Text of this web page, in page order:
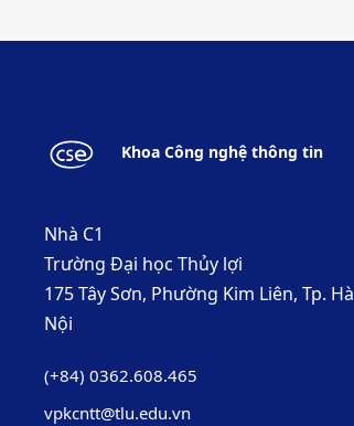
Khoa Công nghệ thông tin
Nhà C1
Trường Đại học Thủy lợi
175 Tây Sơn, Phường Kim Liên, Tp. Hà
Nội
(+84) 0362.608.465
vpkcntt@tlu.edu.vn